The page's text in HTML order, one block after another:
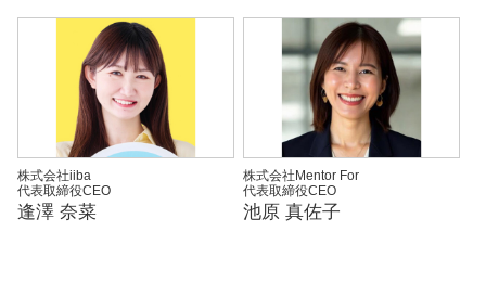
株式会社iiba
代表取締役CEO
逢澤 奈菜
株式会社Mentor For
代表取締役CEO
池原 真佐子